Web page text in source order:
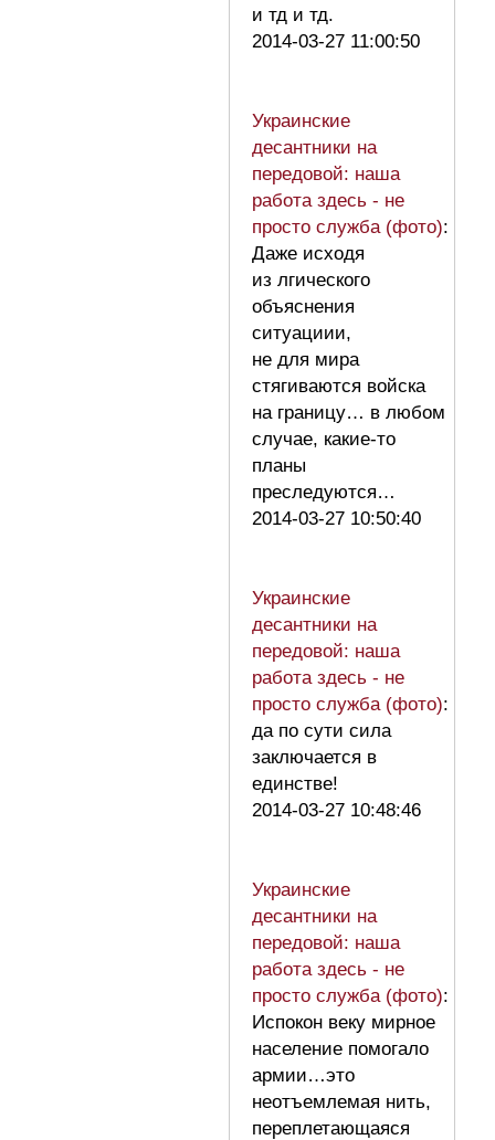
и тд и тд.
2014-03-27 11:00:50
Украинские
десантники на
передовой: наша
работа здесь - не
просто служба (фото):
Даже исходя
из лгического
объяснения
ситуациии,
не для мира
стягиваются войска
на границу… в любом
случае, какие-то
планы
преследуются…
2014-03-27 10:50:40
Украинские
десантники на
передовой: наша
работа здесь - не
просто служба (фото):
да по сути сила
заключается в
единстве!
2014-03-27 10:48:46
Украинские
десантники на
передовой: наша
работа здесь - не
просто служба (фото):
Испокон веку мирное
население помогало
армии…это
неотъемлемая нить,
переплетающаяся